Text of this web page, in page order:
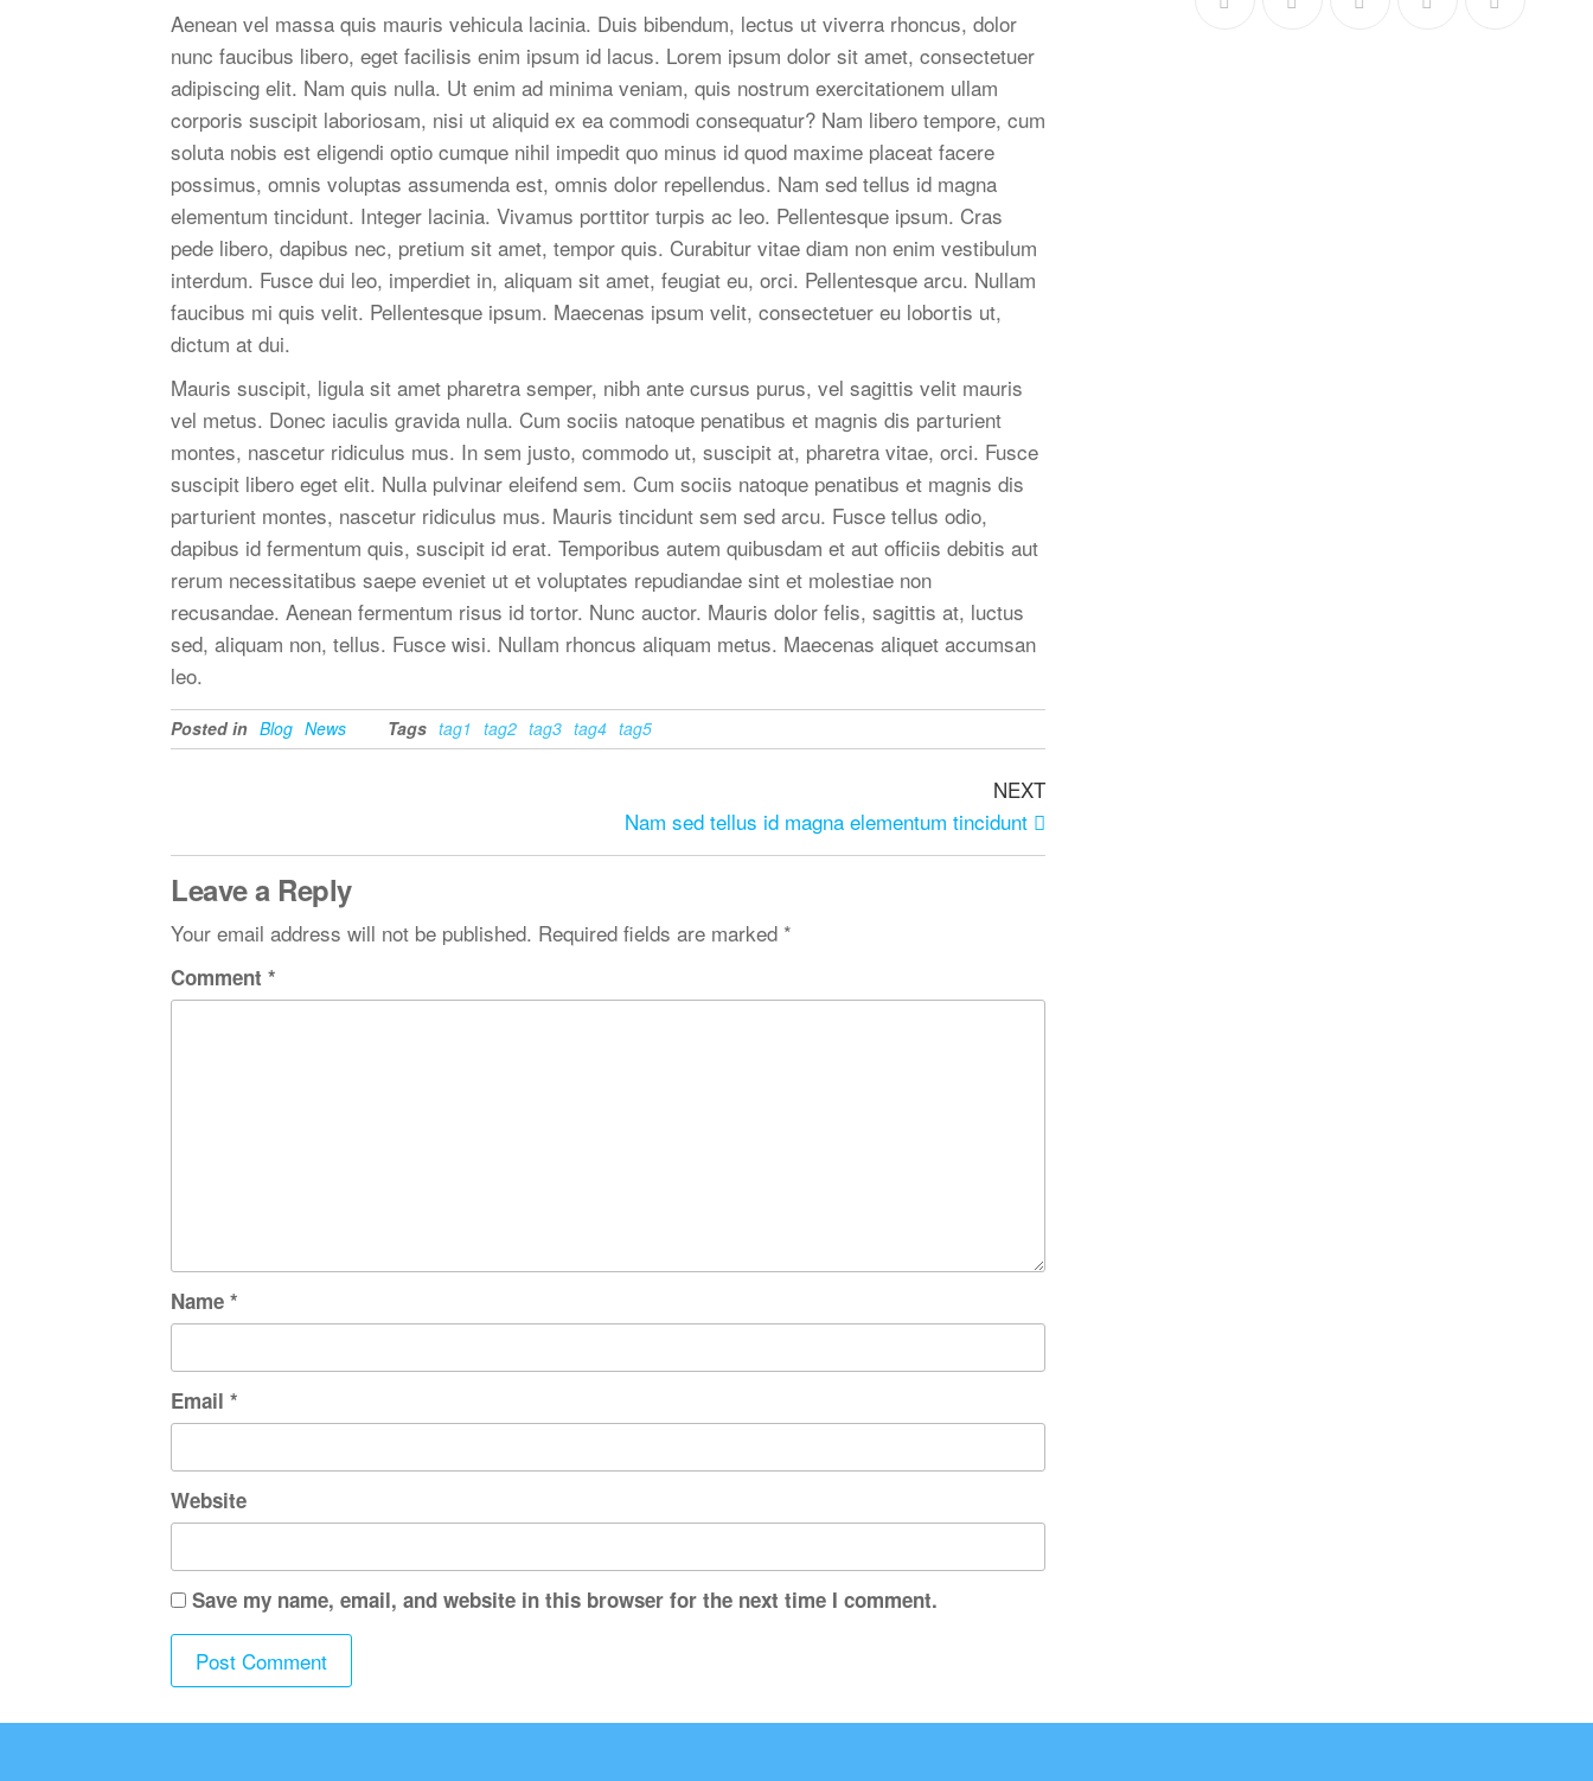
Aenean vel massa quis mauris vehicula lacinia. Duis bibendum, lectus ut viverra rhoncus, dolor
nunc faucibus libero, eget facilisis enim ipsum id lacus. Lorem ipsum dolor sit amet, consectetuer
adipiscing elit. Nam quis nulla. Ut enim ad minima veniam, quis nostrum exercitationem ullam
corporis suscipit laboriosam, nisi ut aliquid ex ea commodi consequatur? Nam libero tempore, cum
soluta nobis est eligendi optio cumque nihil impedit quo minus id quod maxime placeat facere
possimus, omnis voluptas assumenda est, omnis dolor repellendus. Nam sed tellus id magna
elementum tincidunt. Integer lacinia. Vivamus porttitor turpis ac leo. Pellentesque ipsum. Cras
pede libero, dapibus nec, pretium sit amet, tempor quis. Curabitur vitae diam non enim vestibulum
interdum. Fusce dui leo, imperdiet in, aliquam sit amet, feugiat eu, orci. Pellentesque arcu. Nullam
faucibus mi quis velit. Pellentesque ipsum. Maecenas ipsum velit, consectetuer eu lobortis ut,
dictum at dui.
Mauris suscipit, ligula sit amet pharetra semper, nibh ante cursus purus, vel sagittis velit mauris
vel metus. Donec iaculis gravida nulla. Cum sociis natoque penatibus et magnis dis parturient
montes, nascetur ridiculus mus. In sem justo, commodo ut, suscipit at, pharetra vitae, orci. Fusce
suscipit libero eget elit. Nulla pulvinar eleifend sem. Cum sociis natoque penatibus et magnis dis
parturient montes, nascetur ridiculus mus. Mauris tincidunt sem sed arcu. Fusce tellus odio,
dapibus id fermentum quis, suscipit id erat. Temporibus autem quibusdam et aut officiis debitis aut
rerum necessitatibus saepe eveniet ut et voluptates repudiandae sint et molestiae non
recusandae. Aenean fermentum risus id tortor. Nunc auctor. Mauris dolor felis, sagittis at, luctus
sed, aliquam non, tellus. Fusce wisi. Nullam rhoncus aliquam metus. Maecenas aliquet accumsan
leo.
Posted in Blog News Tags tag1 tag2 tag3 tag4 tag5
NEXT
Nam sed tellus id magna elementum tincidunt
Leave a Reply
Your email address will not be published. Required fields are marked *
Comment*
Name*
Email*
Website
Save my name, email, and website in this browser for the next time I comment.